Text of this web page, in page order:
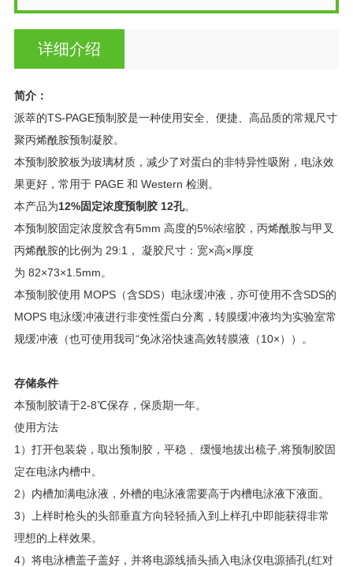
详细介绍
简介：
派萃的TS-PAGE预制胶是一种使用安全、便捷、高品质的常规尺寸
聚丙烯酰胺预制凝胶。
本预制胶胶板为玻璃材质，减少了对蛋白的非特异性吸附，电泳效
果更好，常用于 PAGE 和 Western 检测。
本产品为12%固定浓度预制胶 12孔。
本预制胶固定浓度胶含有5mm 高度的5%浓缩胶，丙烯酰胺与甲叉
丙烯酰胺的比例为 29:1， 凝胶尺寸：宽×高×厚度
为 82×73×1.5mm。
本预制胶使用 MOPS（含SDS）电泳缓冲液，亦可使用不含SDS的
MOPS 电泳缓冲液进行非变性蛋白分离，转膜缓冲液均为实验室常
规缓冲液（也可使用我司“免冰浴快速高效转膜液（10×））。
存储条件
本预制胶请于2-8℃保存，保质期一年。
使用方法
1）打开包装袋，取出预制胶，平稳 、缓慢地拔出梳子,将预制胶固
定在电泳内槽中。
2）内槽加满电泳液，外槽的电泳液需要高于内槽电泳液下液面。
3）上样时枪头的头部垂直方向轻轻插入到上样孔中即能获得非常
理想的上样效果。
4）将电泳槽盖子盖好，并将电源线插头插入电泳仪电源插孔(红对